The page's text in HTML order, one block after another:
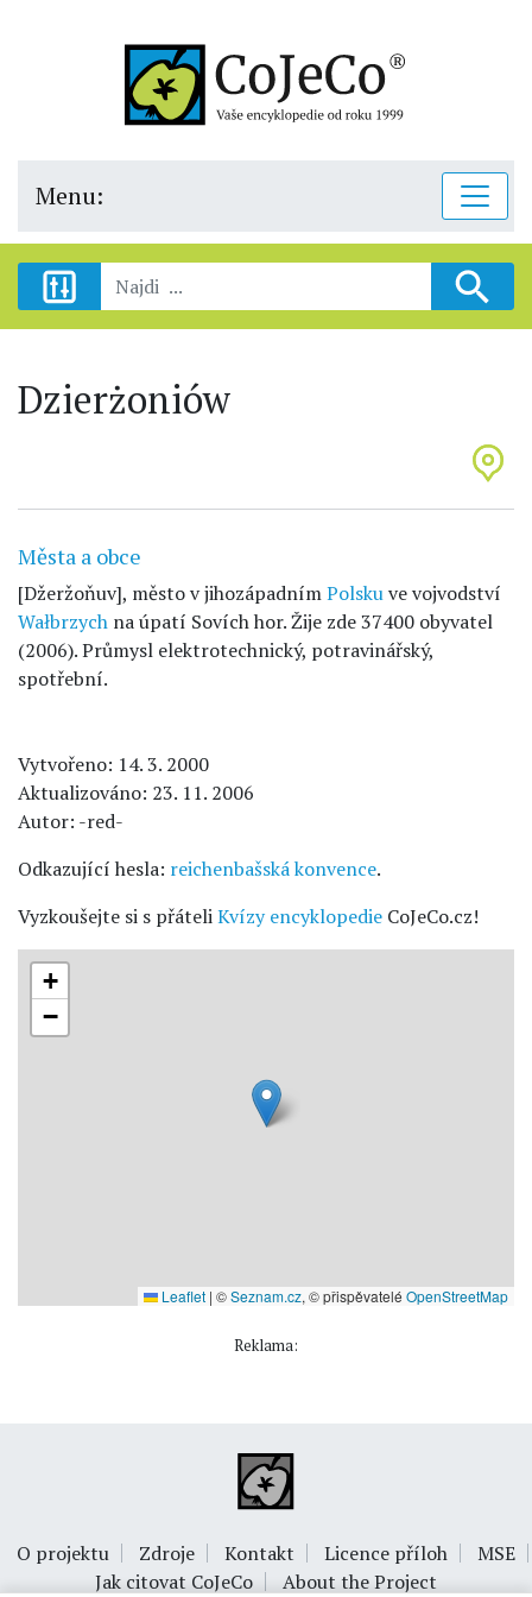
Menu:
Dzierżoniów
Města a obce
[Džeržoňuv], město v jihozápadnímPolskuve vojvodství
Wałbrzych na úpatí Sovích hor. Žije zde 37400 obyvatel
(2006). Průmysl elektrotechnický, potravinářský,
spotřební.
Vytvořeno: 14. 3. 2000
Aktualizováno: 23. 11. 2006
Autor: -red-
Odkazující hesla: reichenbašská konvence.
Vyzkoušejte si s přáteliKvízy encyklopedie CoJeCo.cz!
+
−
Leaflet | ©Seznam.cz, © přispěvatelé OpenStreetMap
Reklama:
O projektu Zdroje Kontakt Licence příloh
MSE
Jak citovat CoJeCo
About the Project